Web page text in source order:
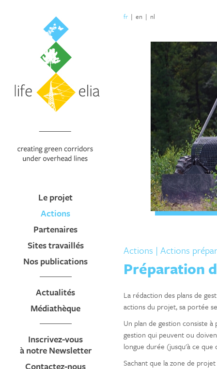
Le projet
Actions
Partenaires
Sites travaillés
Nos publications
Actualités
Médiathèque
Inscrivez-vous
à notre Newsletter
Contactez-nous
fr | en | nl
Actions | Actions
Préparation
La rédaction des plans de
actions du projet, sa portée
Un plan de gestion consiste
gestion qui peuvent ou
longue durée (jusqu'à ce
Sachant que la zone de